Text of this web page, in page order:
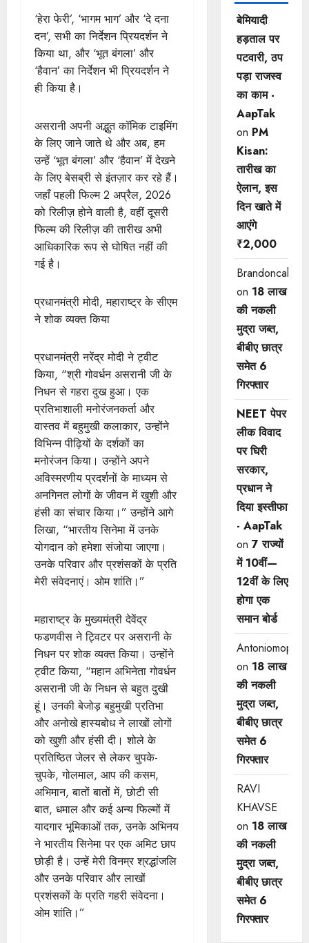
‘हेरा फेरी’, ‘भागम भाग’ और ‘दे दना
दन’, सभी का निर्देशन प्रियदर्शन ने
किया था, और ‘भूत बंगला’ और
‘हैवान’ का निर्देशन भी प्रियदर्शन ने
ही किया है।
असरानी अपनी अद्भुत कॉमिक टाइमिंग
के लिए जाने जाते थे और अब, हम
उन्हें ‘भूत बंगला’ और ‘हैवान’ में देखने
के लिए बेसब्री से इंतज़ार कर रहे हैं।
जहाँ पहली फिल्म 2 अप्रैल, 2026
को रिलीज़ होने वाली है, वहीं दूसरी
फिल्म की रिलीज़ की तारीख अभी
आधिकारिक रूप से घोषित नहीं की
गई है।
प्रधानमंत्री मोदी, महाराष्ट्र के सीएम
ने शोक व्यक्त किया
प्रधानमंत्री नरेंद्र मोदी ने ट्वीट
किया, “श्री गोवर्धन असरानी जी के
निधन से गहरा दुख हुआ। एक
प्रतिभाशाली मनोरंजनकर्ता और
वास्तव में बहुमुखी कलाकार, उन्होंने
विभिन्न पीढ़ियों के दर्शकों का
मनोरंजन किया। उन्होंने अपने
अविस्मरणीय प्रदर्शनों के माध्यम से
अनगिनत लोगों के जीवन में खुशी और
हंसी का संचार किया।” उन्होंने आगे
लिखा, “भारतीय सिनेमा में उनके
योगदान को हमेशा संजोया जाएगा।
उनके परिवार और प्रशंसकों के प्रति
मेरी संवेदनाएं। ओम शांति।”
महाराष्ट्र के मुख्यमंत्री देवेंद्र
फडणवीस ने ट्विटर पर असरानी के
निधन पर शोक व्यक्त किया। उन्होंने
ट्वीट किया, “महान अभिनेता गोवर्धन
असरानी जी के निधन से बहुत दुखी
हूं। उनकी बेजोड़ बहुमुखी प्रतिभा
और अनोखे हास्यबोध ने लाखों लोगों
को खुशी और हंसी दी। शोले के
प्रतिष्ठित जेलर से लेकर चुपके-
चुपके, गोलमाल, आप की कसम,
अभिमान, बातों बातों में, छोटी सी
बात, धमाल और कई अन्य फिल्मों में
यादगार भूमिकाओं तक, उनके अभिनय
ने भारतीय सिनेमा पर एक अमिट छाप
छोड़ी है। उन्हें मेरी विनम्र श्रद्धांजलि
और उनके परिवार और लाखों
प्रशंसकों के प्रति गहरी संवेदना।
ओम शांति।”
बेमियादी
हड़ताल पर
पटवारी, ठप
पड़ा राजस्व
का काम -
AapTak
on PM
Kisan:
तारीख का
ऐलान, इस
दिन खाते में
आएंगे
₹2,000
Brandoncah
on 18 लाख
की नकली
मुद्रा जब्त,
बीबीए छात्र
समेत 6
गिरफ्तार
NEET पेपर
लीक विवाद
पर घिरी
सरकार,
प्रधान ने
दिया इस्तीफा
- AapTak
on 7 राज्यों
में 10वीं—
12वीं ​के लिए
होगा एक
समान बोर्ड
Antoniomop
on 18 लाख
की नकली
मुद्रा जब्त,
बीबीए छात्र
समेत 6
गिरफ्तार
RAVI
KHAVSE
on 18 लाख
की नकली
मुद्रा जब्त,
बीबीए छात्र
समेत 6
गिरफ्तार